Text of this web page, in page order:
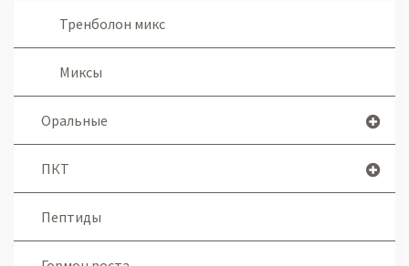
Тренболон микс
Миксы
Оральные
ПКТ
Пептиды